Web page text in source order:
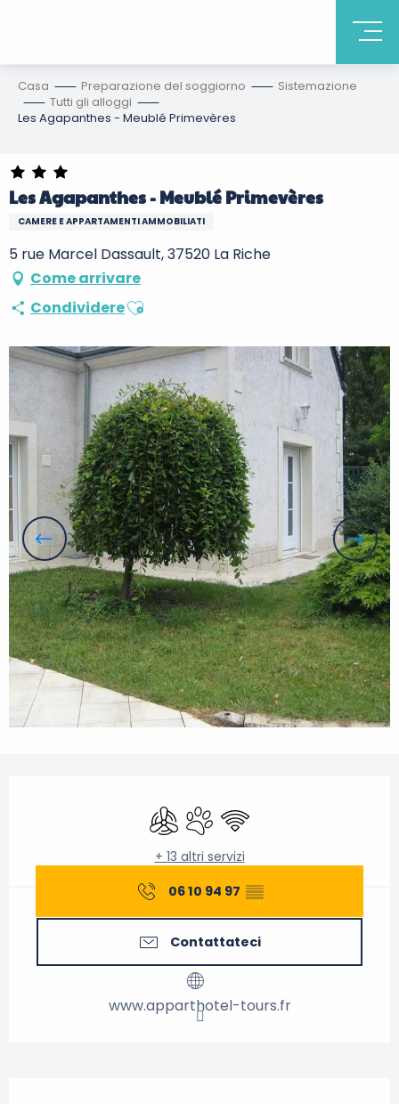
Casa Preparazione del soggiorno
Sistemazione
Tutti gli alloggi
Les Agapanthes - Meublé Primevères
Les Agapanthes - Meublé Primevères
CAMERE E APPARTAMENTI AMMOBILIATI
5 rue Marcel Dassault, 37520 La Riche
Come arrivare
CondividereAjouter aux favoris
Aria condizionata
Animali ammessi
Wi-Fi
+ 13 altri servizi
06 10 94 97 ▒▒
Contattateci
www.apparthotel-tours.fr